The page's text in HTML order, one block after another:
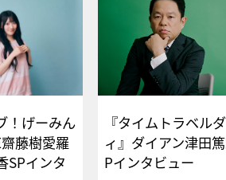
！げーみん
藤樹愛羅
SPインタ
『タイムトラベル
ィ』ダイアン津田
Pインタビュ